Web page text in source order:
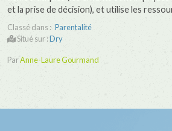
et la prise de décision), et utilise les
Classé dans : Parentalité
Situé sur :Dry
ParAnne-Laure Gourmand